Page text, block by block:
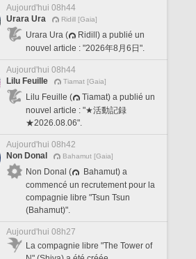
Aujourd'hui 08h44
Urara Ura
Ridill [Gaia]
Urara Ura (
Ridill) a publié un
nouvel article : "2026年8月6日".
Aujourd'hui 08h44
Lilu Feuille
Tiamat [Gaia]
Lilu Feuille (
Tiamat) a publié un
nouvel article : "★活動記録
★2026.08.06".
Aujourd'hui 08h42
Non Donal
Bahamut [Gaia]
Non Donal (
Bahamut) a
commencé un recrutement pour la
compagnie libre "Tsun Tsun
(Bahamut)".
Aujourd'hui 08h27
La compagnie libre "The Tower of